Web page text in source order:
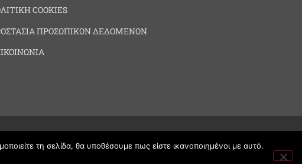
COOKIES
ΠΡΟΣΩΠΙΚΩΝ ΔΕΔΟΜΕΝΩΝ
τη σελίδα, θα υποθέσουμε πως είστε ικανοποιημένοι με αυτό.